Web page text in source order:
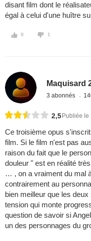
disant film dont le
égal à celui d'une huître
0 1
Maquisard
3 abonnés
2,5 Publiée le
Ce troisième opus
film. Si le film n'est pas
raison du fait que le
douleur " est en réalité
… , on a vraiment du mal
contrairement au
bien meilleur que les
tension qui monte
question de savoir si
un des personnages du